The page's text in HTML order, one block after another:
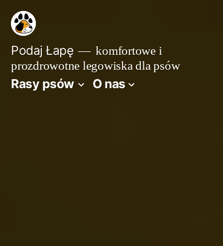
Przejdź
treściPodaj Łapę
komfortowe i
prozdrowotne legowiska dla psów
Rasy psów O nas